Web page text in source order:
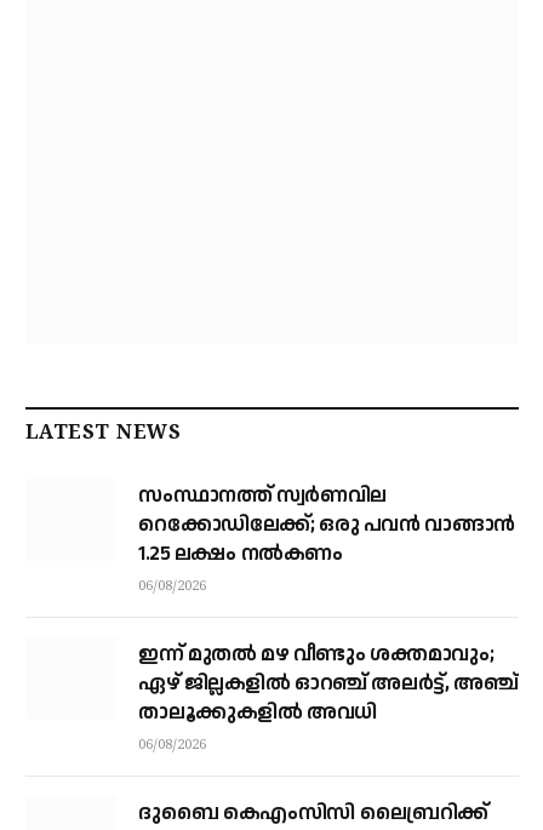
LATEST NEWS
സംസ്ഥാനത്ത് സ്വര്‍ണവില
റെക്കോഡിലേക്ക്; ഒരു പവന്‍ വാങ്ങാന്‍
1.25 ലക്ഷം നല്‍കണം
06/08/2026
ഇന്ന് മുതല്‍ മഴ വീണ്ടും ശക്തമാവും;
ഏഴ് ജില്ലകളില്‍ ഓറഞ്ച് അലര്‍ട്ട്, അഞ്ച്
താലൂക്കുകളില്‍ അവധി
06/08/2026
ദുബൈ കെഎംസിസി ലൈബ്രറിക്ക്